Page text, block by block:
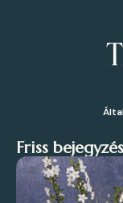
Friss